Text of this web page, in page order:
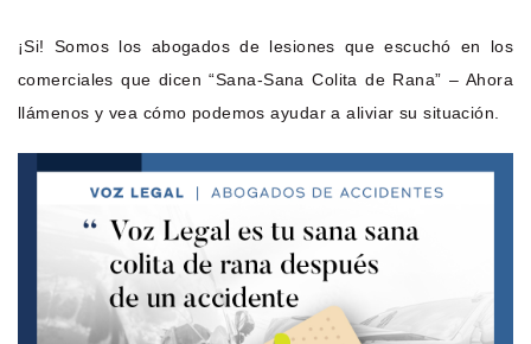
¡Si! Somos los abogados de lesiones que escuchó en los
comerciales que dicen “Sana-Sana Colita de Rana” – Ahora
llámenos y vea cómo podemos ayudar a aliviar su situación.